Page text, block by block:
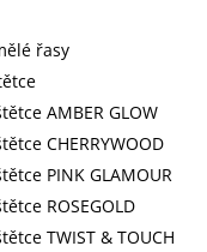
řasy
AMBER GLOW
CHERRYWOOD
PINK GLAMOUR
ROSEGOLD
TWIST & TOUCH
UP, KULATÁ